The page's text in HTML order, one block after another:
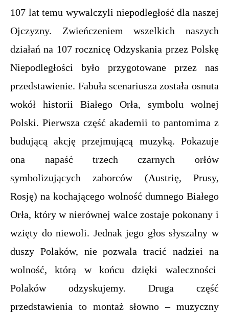
107 lat temu wywalczyli niepodległość dla naszej
Ojczyzny. Zwieńczeniem wszelkich naszych
działań na 107 rocznicę Odzyskania przez Polskę
Niepodległości było przygotowane przez nas
przedstawienie. Fabuła scenariusza została osnuta
wokół historii Białego Orła, symbolu wolnej
Polski. Pierwsza część akademii to pantomima z
budującą akcję przejmującą muzyką. Pokazuje
ona napaść trzech czarnych orłów
symbolizujących zaborców (Austrię, Prusy,
Rosję) na kochającego wolność dumnego Białego
Orła, który w nierównej walce zostaje pokonany i
wzięty do niewoli. Jednak jego głos słyszalny w
duszy Polaków, nie pozwala tracić nadziei na
wolność, którą w końcu dzięki waleczności
Polaków odzyskujemy. Druga część
przedstawienia to montaż słowno – muzyczny